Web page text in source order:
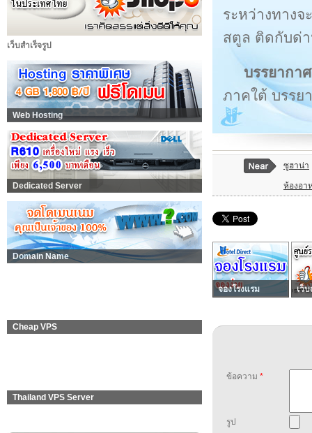
เว็บสำเร็จรูป
Web Hosting
Dedicated Server
Domain Name
Cheap VPS
Thailand VPS Server
ระหว่างทางจ
สตูล ติดกับด่
บรรยากาศ
ภาคใต้ บรรย
ซูฮาน่า
ห้องอา
จองโรงแรม เว็บ
ข้อความ *
รูป